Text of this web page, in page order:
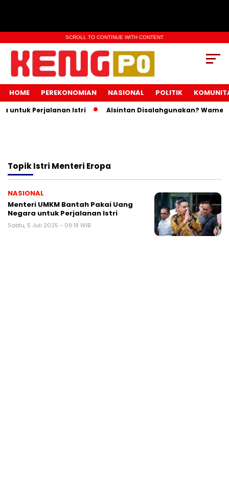
SCROLL TO CONTINUE WITH CONTENT
HOME PEREKONOMIAN NASIONAL POLITIK
untuk Perjalanan Istri Alsintan Disalahgunakan?
TopikIstri Menteri Eropa
NASIONAL
Menteri UMKM Bantah Pakai Uang
Negara untuk Perjalanan Istri
Sabtu, 5 Juli 2025 - 09:18 WIB